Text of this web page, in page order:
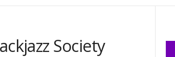
Society